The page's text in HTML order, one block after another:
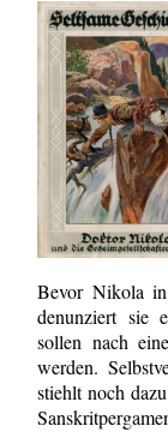
Bevor Nikola
denunziert sie
sollen nach
werden.
stiehlt noch